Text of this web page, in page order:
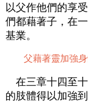
以父作他們的享
們都藉著子，在
基業。
父藉著靈加強
在三章十四至
的肢體得以加強